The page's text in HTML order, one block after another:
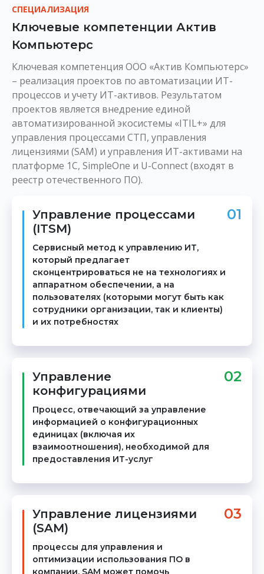
СПЕЦИАЛИЗАЦИЯ
Ключевые компетенции Актив
Компьютерс
Ключевая компетенция ООО «Актив Компьютерс»
– реализация проектов по автоматизации ИТ-
процессов и учету ИТ-активов. Результатом
проектов является внедрение единой
автоматизированной экосистемы «ITIL+» для
управления процессами СТП, управления
лицензиями (SAM) и управления ИТ-активами на
платформе 1C, SimpleOne и U-Connect (входят в
реестр отечественного ПО).
01
Управление процессами
(ITSM)
Сервисный метод к управлению ИТ,
который предлагает
сконцентрироваться не на технологиях и
аппаратном обеспечении, а на
пользователях (которыми могут быть как
сотрудники организации, так и клиенты)
и их потребностях
02
Управление
конфигурациями
Процесс, отвечающий за управление
информацией о конфигурационных
единицах (включая их
взаимоотношения), необходимой для
предоставления ИТ-услуг
03
Управление лицензиями
(SAM)
процессы для управления и
оптимизации использования ПО в
компании. SAM может помочь